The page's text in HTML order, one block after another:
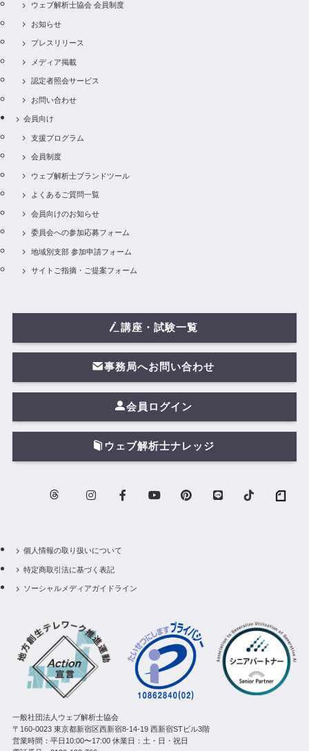
ウェブ解析士協会 会員制度
お知らせ
プレスリリース
メディア掲載
認定者照会サービス
お問い合わせ
会員向け
支援プログラム
会員制度
ウェブ解析士ブランドツール
よくあるご質問一覧
会員向けのお知らせ
委員会への参加応募フォーム
地域別支部 参加申請フォーム
サイトご指摘・ご提案フォーム
講座・試験一覧
事務局へお問い合わせ
会員ログイン
ウェブ解析士ナレッジ
個人情報の取り扱いについて
特定商取引法に基づく表記
ソーシャルメディアガイドライン
一般社団法人ウェブ解析士協会
〒160-0023 東京都新宿区西新宿8-14-19 西新宿STビル3階
営業時間：平日10:00〜17:00 休業日：土・日・祝日